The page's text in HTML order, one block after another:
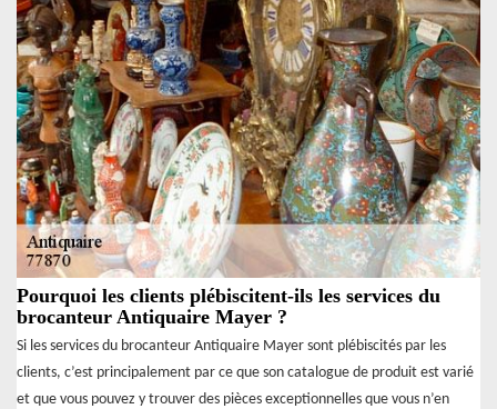
Pourquoi les clients plébiscitent-ils les services du
brocanteur Antiquaire Mayer ?
Si les services du brocanteur Antiquaire Mayer sont plébiscités par les
clients, c’est principalement par ce que son catalogue de produit est varié
et que vous pouvez y trouver des pièces exceptionnelles que vous n’en